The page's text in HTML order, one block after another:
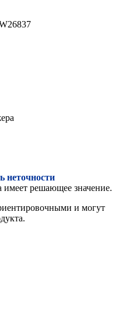
неточности
имеет решающее значение.
и могут